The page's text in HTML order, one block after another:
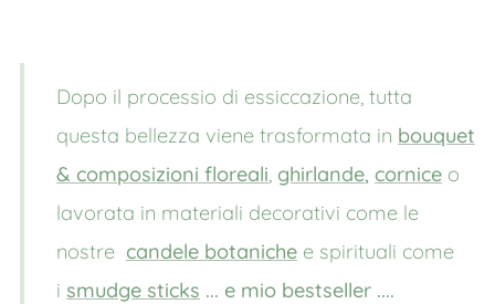
Dopo il processio di essiccazione, tutta
questa bellezza viene trasformata in bouquet
& composizioni floreali, ghirlande, cornice o
lavorata in materiali decorativi come le
nostre candele botaniche e spirituali come
i smudge sticks ... e mio bestseller ....